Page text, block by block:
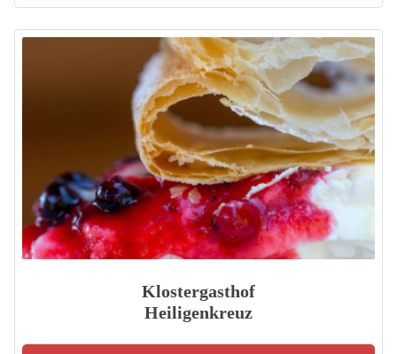
Klostergasthof
Heiligenkreuz